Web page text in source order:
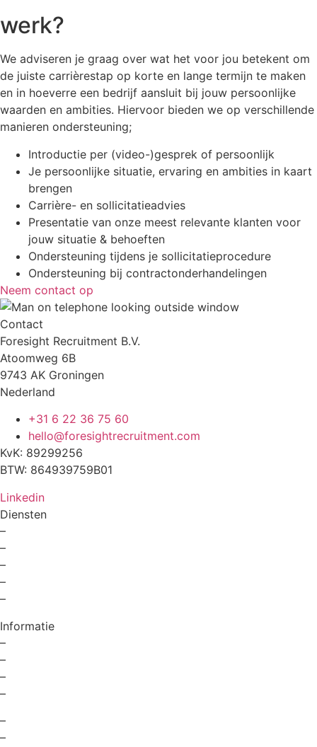
werk?
We adviseren je graag over wat het voor jou betekent om
de juiste carrièrestap op korte en lange termijn te maken
en in hoeverre een bedrijf aansluit bij jouw persoonlijke
waarden en ambities. Hiervoor bieden we op verschillende
manieren ondersteuning;
Introductie per (video-)gesprek of persoonlijk
Je persoonlijke situatie, ervaring en ambities in kaart
brengen
Carrière- en sollicitatieadvies
Presentatie van onze meest relevante klanten voor
jouw situatie & behoeften
Ondersteuning tijdens je sollicitatieprocedure
Ondersteuning bij contractonderhandelingen
Neem contact op
Contact
Foresight Recruitment B.V.
Atoomweg 6B
9743 AK Groningen
Nederland
+31 6 22 36 75 60
hello@foresightrecruitment.com
KvK: 89299256
BTW: 864939759B01
Linkedin
Diensten
–
–
–
–
–
Informatie
–
–
–
–
–
–